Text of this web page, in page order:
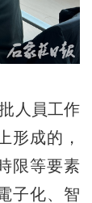
人員工作
形成的，
限等要素
子化、智